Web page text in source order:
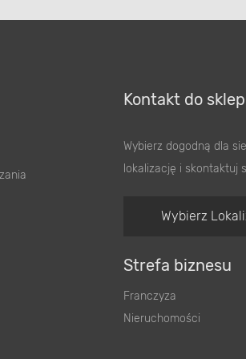
Kontakt do
Wybierz dogodną dla
lokalizację i skontaktuj
Wybierz
Strefa biznesu
Franczyza
Nieruchomości